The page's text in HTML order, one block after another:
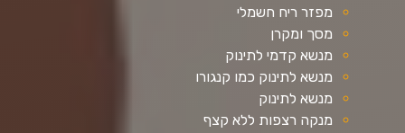
מפזר ריח חשמלי
מסך ומקרן
מנשא קדמי לתינוק
מנשא לתינוק כמו קנגורו
מנשא לתינוק
מנקה רצפות ללא קצף